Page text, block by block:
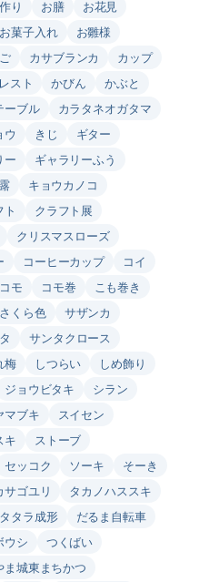
り お膳
お花見
お菓子入れ
お雛様
カサブランカ
カップ
スト かびん
かぶと
ーブル
カラタネオガタマ
ウ きじ
ギター
ー
ギャラリーふう
キョウカノコ
クラフト展
クリスマスローズ
コーヒーカップ
コイ
コモ コモ巻
こも巻き
さくら色
サザンカ
サンタクロース
梅 しつらい
しめ飾り
ジョウビタキ
シラン
マブキ
スイセン
キ
ストーブ
セッコク ソーキ
そーき
サゴユリ
タカノハススキ
タタラ成形
だるま自転車
ウシ
つくばい
ま城東まちかつ